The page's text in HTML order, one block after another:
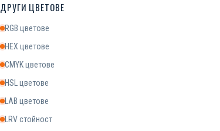
ДРУГИ ЦВЕТОВЕ
RGB цветове
HEX цветове
CMYK цветове
HSL цветове
LAB цветове
LRV стойност